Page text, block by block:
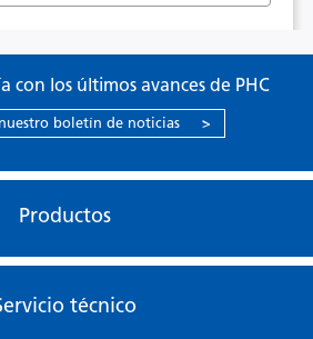
con los últimos avances de PHC
nuestro boletín de noticias >
Productos
técnico